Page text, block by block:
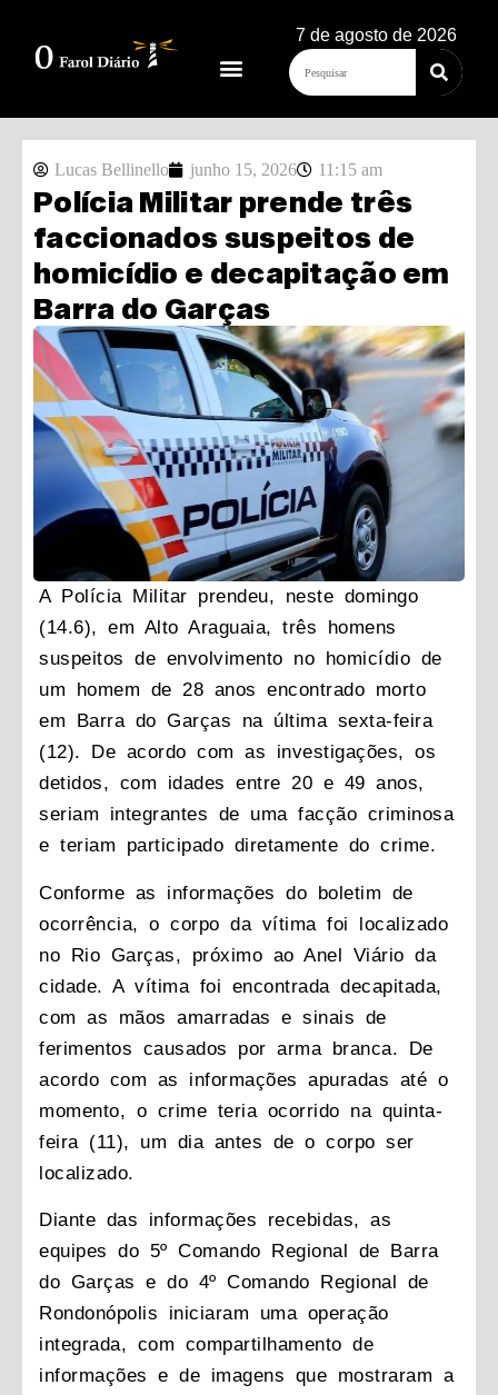
7 de agosto de 2026
Lucas Bellinello junho 15, 2026 11:15 am
Polícia Militar prende três
faccionados suspeitos de
homicídio e decapitação em
Barra do Garças
A Polícia Militar prendeu, neste domingo
(14.6), em Alto Araguaia, três homens
suspeitos de envolvimento no homicídio de
um homem de 28 anos encontrado morto
em Barra do Garças na última sexta-feira
(12). De acordo com as investigações, os
detidos, com idades entre 20 e 49 anos,
seriam integrantes de uma facção criminosa
e teriam participado diretamente do crime.
Conforme as informações do boletim de
ocorrência, o corpo da vítima foi localizado
no Rio Garças, próximo ao Anel Viário da
cidade. A vítima foi encontrada decapitada,
com as mãos amarradas e sinais de
ferimentos causados por arma branca. De
acordo com as informações apuradas até o
momento, o crime teria ocorrido na quinta-
feira (11), um dia antes de o corpo ser
localizado.
Diante das informações recebidas, as
equipes do 5º Comando Regional de Barra
do Garças e do 4º Comando Regional de
Rondonópolis iniciaram uma operação
integrada, com compartilhamento de
informações e de imagens que mostraram a